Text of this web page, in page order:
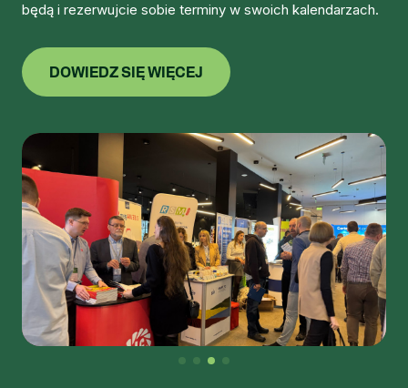
będą i rezerwujcie sobie terminy w swoich kalendarzach.
DOWIEDZ SIĘ WIĘCEJ